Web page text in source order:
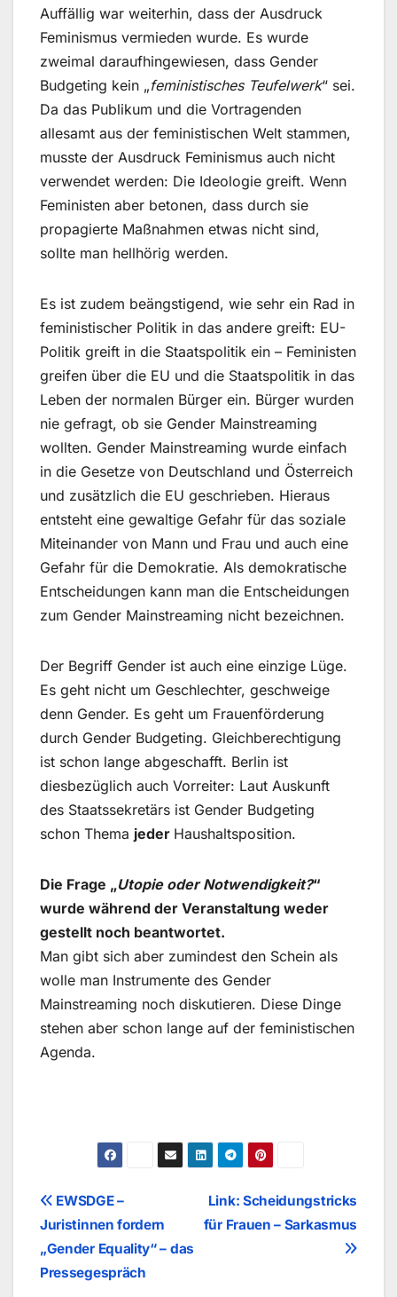
Auffällig war weiterhin, dass der Ausdruck
Feminismus vermieden wurde. Es wurde
zweimal daraufhingewiesen, dass Gender
Budgeting kein „feministisches Teufelwerk“ sei.
Da das Publikum und die Vortragenden
allesamt aus der feministischen Welt stammen,
musste der Ausdruck Feminismus auch nicht
verwendet werden: Die Ideologie greift. Wenn
Feministen aber betonen, dass durch sie
propagierte Maßnahmen etwas nicht sind,
sollte man hellhörig werden.
Es ist zudem beängstigend, wie sehr ein Rad in
feministischer Politik in das andere greift: EU-
Politik greift in die Staatspolitik ein – Feministen
greifen über die EU und die Staatspolitik in das
Leben der normalen Bürger ein. Bürger wurden
nie gefragt, ob sie Gender Mainstreaming
wollten. Gender Mainstreaming wurde einfach
in die Gesetze von Deutschland und Österreich
und zusätzlich die EU geschrieben. Hieraus
entsteht eine gewaltige Gefahr für das soziale
Miteinander von Mann und Frau und auch eine
Gefahr für die Demokratie. Als demokratische
Entscheidungen kann man die Entscheidungen
zum Gender Mainstreaming nicht bezeichnen.
Der Begriff Gender ist auch eine einzige Lüge.
Es geht nicht um Geschlechter, geschweige
denn Gender. Es geht um Frauenförderung
durch Gender Budgeting. Gleichberechtigung
ist schon lange abgeschafft. Berlin ist
diesbezüglich auch Vorreiter: Laut Auskunft
des Staatssekretärs ist Gender Budgeting
schon Thema jeder Haushaltsposition.
Die Frage „Utopie oder Notwendigkeit?“
wurde während der Veranstaltung weder
gestellt noch beantwortet.
Man gibt sich aber zumindest den Schein als
wolle man Instrumente des Gender
Mainstreaming noch diskutieren. Diese Dinge
stehen aber schon lange auf der feministischen
Agenda.
Beitragsnavigation
Link: Scheidungstricks
für Frauen – Sarkasmus
EWSDGE –
Juristinnen fordern
„Gender Equality“ – das
Pressegespräch